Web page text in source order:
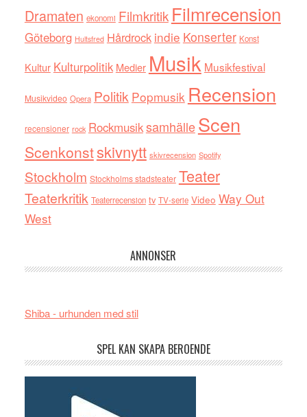
Dramaten ekonomi Filmkritik Filmrecension
Göteborg Hultsfred Hårdrock indie Konserter Konst
Kultur Kulturpolitik Medier Musik Musikfestival
Musikvideo Opera Politik Popmusik Recension
recensioner rock RockmusiksamhälleScen
Scenkonstskivnytt skivrecension Spotify
Stockholm Stockholms stadsteater Teater
Teaterkritik Teaterrecension tv TV-serie Video Way Out
West
ANNONSER
Shiba - urhunden med stil
SPEL KAN SKAPA BEROENDE